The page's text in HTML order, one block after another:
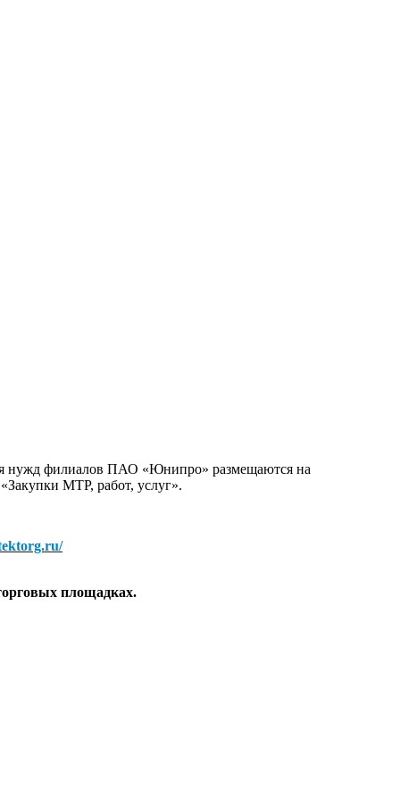
нужд филиалов ПАО «Юнипро» размещаются на
«Закупки МТР, работ, услуг».
площадках.